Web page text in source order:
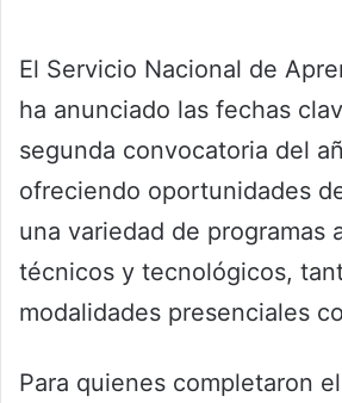
El Servicio Nacional de
ha anunciado las fechas
segunda convocatoria del
ofreciendo oportunidades
una variedad de programas
técnicos y tecnológicos,
modalidades presenciales
Para quienes completaron